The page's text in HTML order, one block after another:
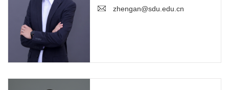
zhengan@sdu.edu.cn